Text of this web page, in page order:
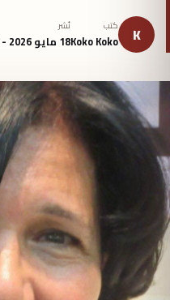
K كتب
Koko Koko
نُشر
18 مايو 2026 - 8:37 م